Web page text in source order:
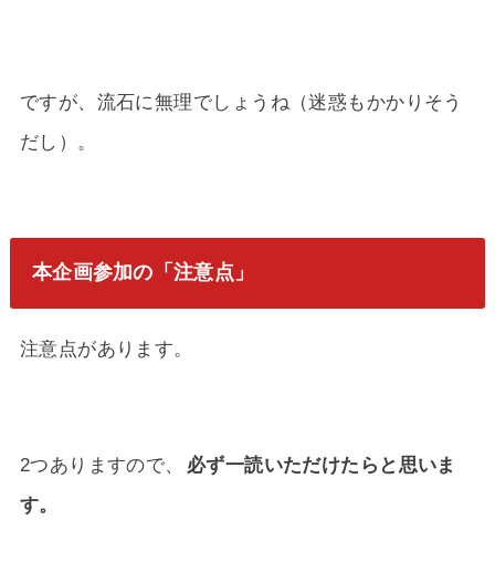
ですが、流石に無理でしょうね（迷惑もかかりそう
だし）。
本企画参加の「注意点」
注意点があります。
2つありますので、
必ず一読いただけたらと思いま
す。